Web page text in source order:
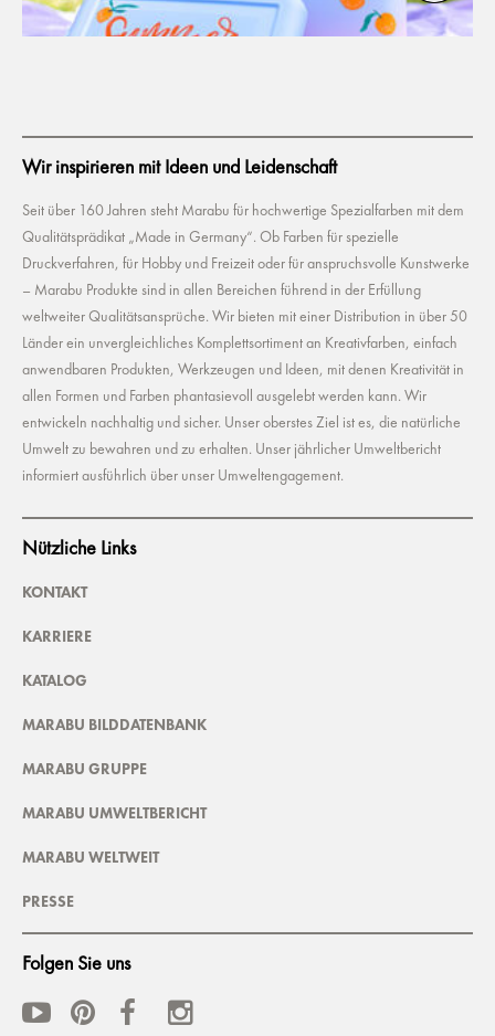
Wir inspirieren mit Ideen und Leidenschaft
Seit über 160 Jahren steht Marabu für hochwertige Spezialfarben mit dem
Qualitätsprädikat „Made in Germany“. Ob Farben für spezielle
Druckverfahren, für Hobby und Freizeit oder für anspruchsvolle Kunstwerke
– Marabu Produkte sind in allen Bereichen führend in der Erfüllung
weltweiter Qualitätsansprüche. Wir bieten mit einer Distribution in über 50
Länder ein unvergleichliches Komplettsortiment an Kreativfarben, einfach
anwendbaren Produkten, Werkzeugen und Ideen, mit denen Kreativität in
allen Formen und Farben phantasievoll ausgelebt werden kann. Wir
entwickeln nachhaltig und sicher. Unser oberstes Ziel ist es, die natürliche
Umwelt zu bewahren und zu erhalten. Unser jährlicher Umweltbericht
informiert ausführlich über unser Umweltengagement.
Nützliche Links
KONTAKT
KARRIERE
KATALOG
MARABU BILDDATENBANK
MARABU GRUPPE
MARABU UMWELTBERICHT
MARABU WELTWEIT
PRESSE
Folgen Sie uns